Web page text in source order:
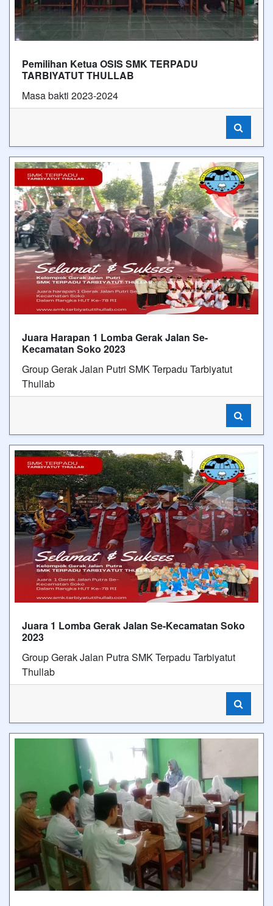
Pemilihan Ketua OSIS SMK TERPADU
TARBIYATUT THULLAB
Masa bakti 2023-2024
Juara Harapan 1 Lomba Gerak Jalan Se-
Kecamatan Soko 2023
Group Gerak Jalan Putri SMK Terpadu Tarbiyatut
Thullab
Juara 1 Lomba Gerak Jalan Se-Kecamatan Soko
2023
Group Gerak Jalan Putra SMK Terpadu Tarbiyatut
Thullab